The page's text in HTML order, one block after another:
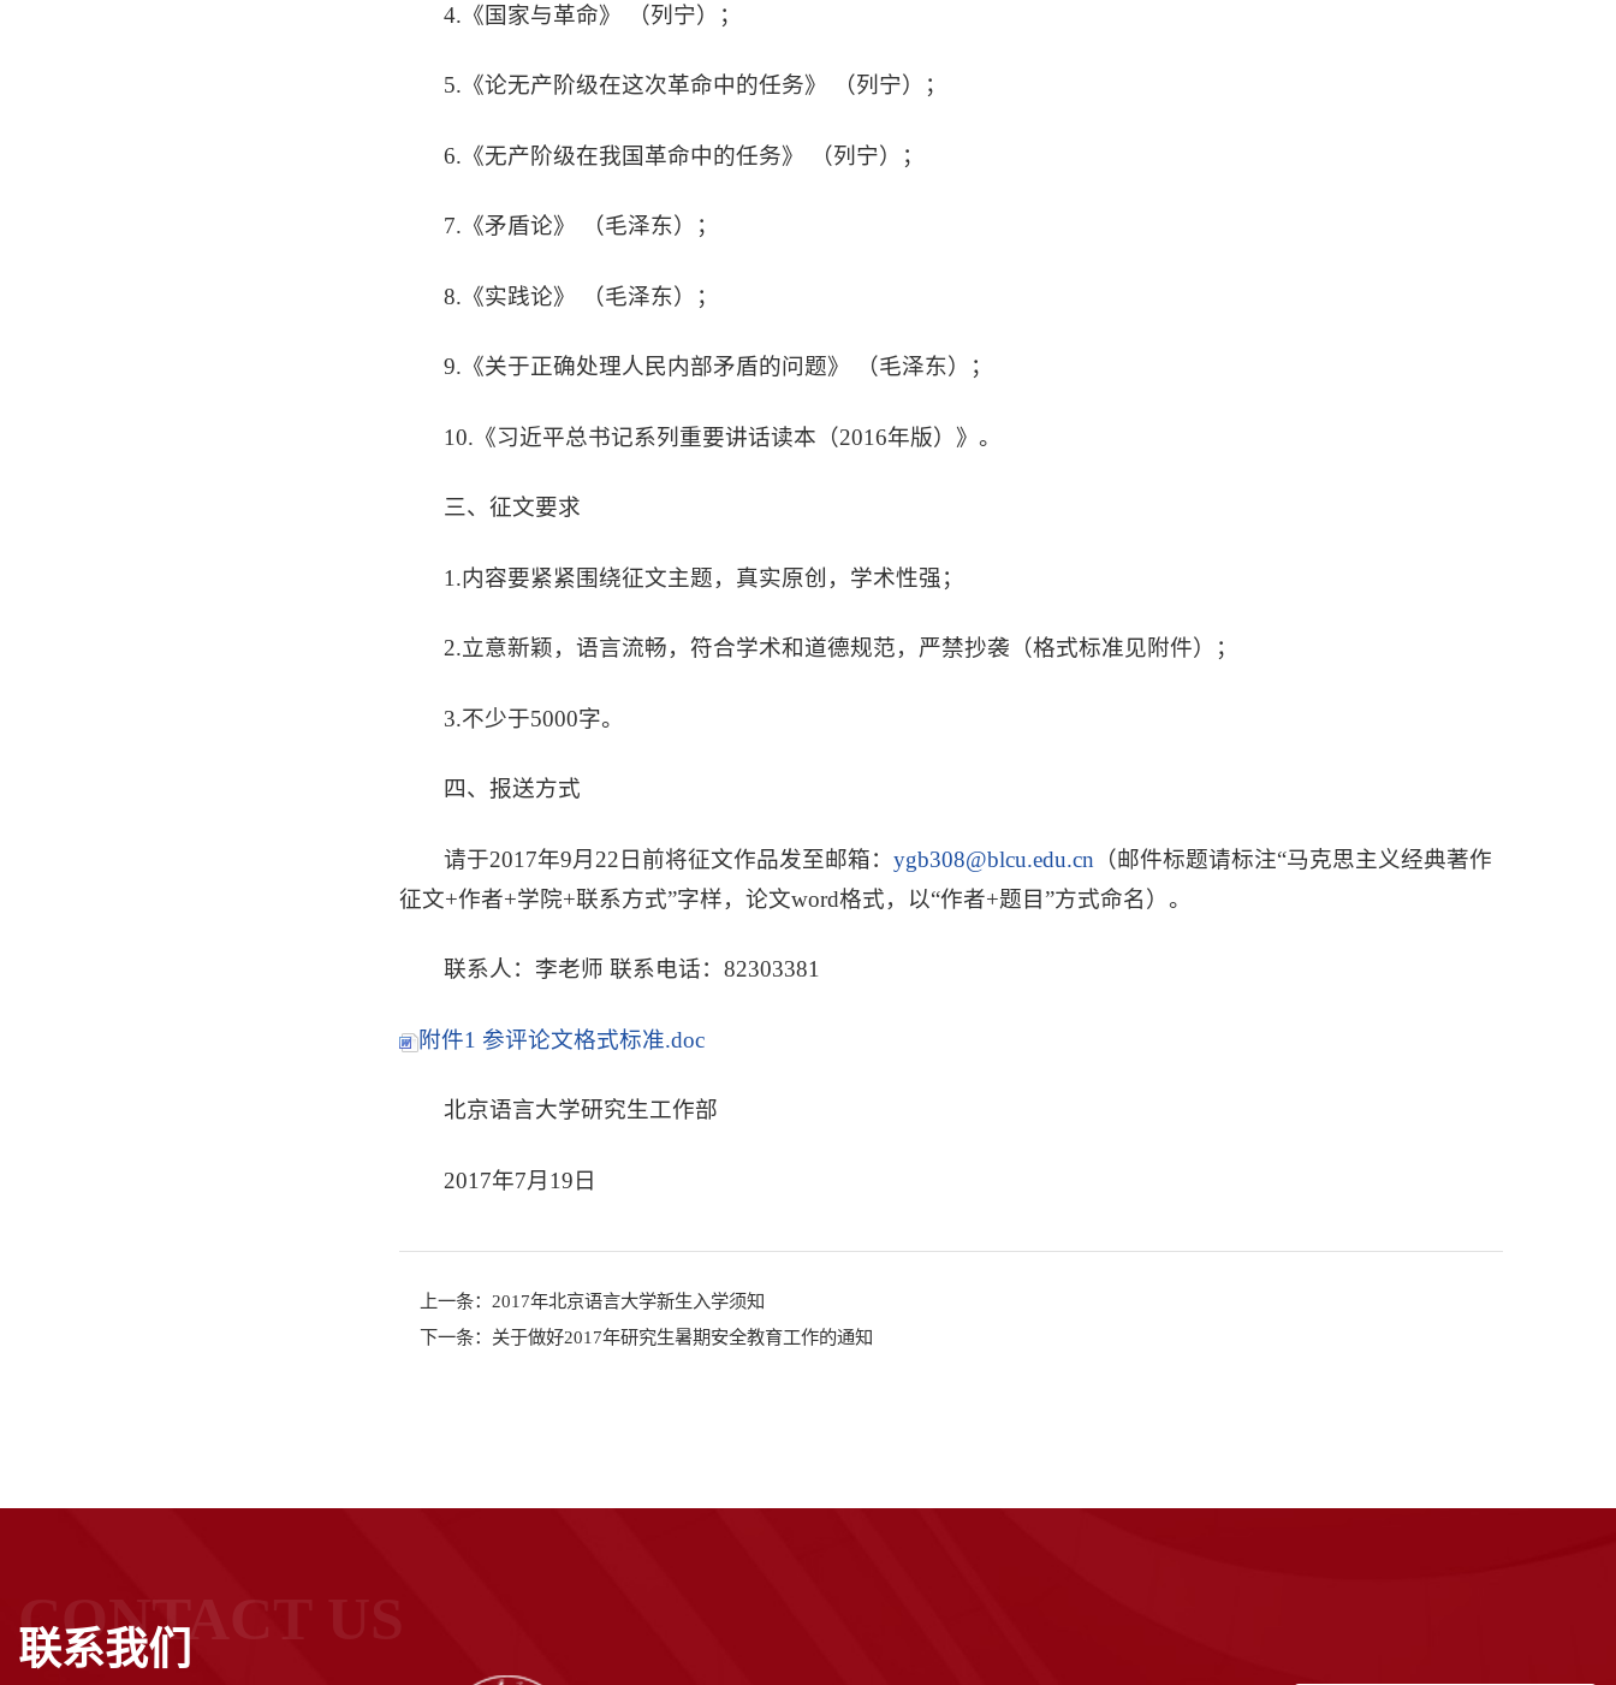
4.《国家与革命》 （列宁）；
5.《论无产阶级在这次革命中的任务》 （列宁）；
6.《无产阶级在我国革命中的任务》 （列宁）；
7.《矛盾论》 （毛泽东）；
8.《实践论》 （毛泽东）；
9.《关于正确处理人民内部矛盾的问题》 （毛泽东）；
10.《习近平总书记系列重要讲话读本（2016年版）》。
三、征文要求
1.内容要紧紧围绕征文主题，真实原创，学术性强；
2.立意新颖，语言流畅，符合学术和道德规范，严禁抄袭（格式标准见附件）；
3.不少于5000字。
四、报送方式
请于2017年9月22日前将征文作品发至邮箱：ygb308@blcu.edu.cn （邮件标题请标注“马克思主义经典著作
征文+作者+学院+联系方式”字样，论文word格式，以“作者+题目”方式命名）。
联系人：李老师 联系电话：82303381
附件1 参评论文格式标准.doc
北京语言大学研究生工作部
2017年7月19日
上一条： 2017年北京语言大学新生入学须知
下一条： 关于做好2017年研究生暑期安全教育工作的通知
联系我们
CONTACT US